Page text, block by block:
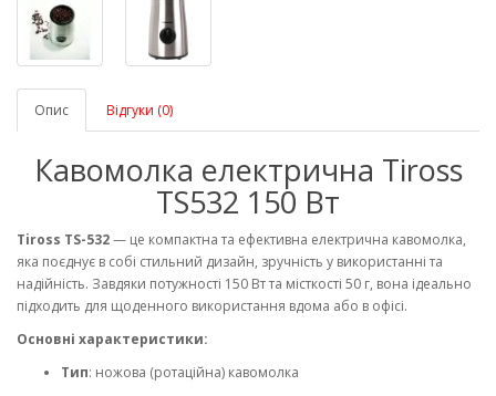
Опис Відгуки (0)
Кавомолка електрична Tiross
TS532 150 Вт
Tiross TS-532— це компактна та ефективна електрична кавомолка,
яка поєднує в собі стильний дизайн, зручність у використанні та
надійність. Завдяки потужності 150 Вт та місткості 50 г, вона ідеально
підходить для щоденного використання вдома або в офісі.
Основні характеристики:
Тип: ножова (ротаційна) кавомолка